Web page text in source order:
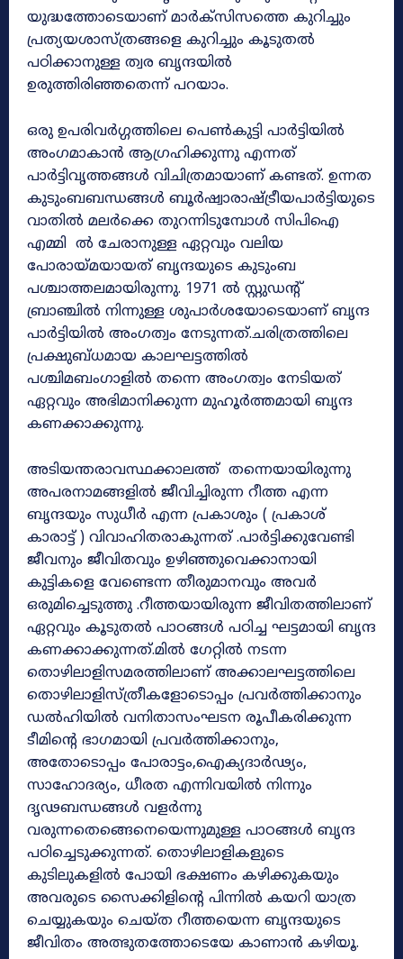
യുദ്ധത്തോടെയാണ് മാർക്സിസത്തെ കുറിച്ചും
പ്രത്യയശാസ്ത്രങ്ങളെ കുറിച്ചും കൂടുതൽ
പഠിക്കാനുള്ള ത്വര ബൃന്ദയിൽ
ഉരുത്തിരിഞ്ഞതെന്ന് പറയാം.
ഒരു ഉപരിവർഗ്ഗത്തിലെ പെൺകുട്ടി പാർട്ടിയിൽ
അംഗമാകാൻ ആഗ്രഹിക്കുന്നു എന്നത്
പാർട്ടിവൃത്തങ്ങൾ വിചിത്രമായാണ് കണ്ടത്. ഉന്നത
കുടുംബബന്ധങ്ങൾ ബൂർഷ്വാരാഷ്ട്രീയപാർട്ടിയുടെ
വാതിൽ മലർക്കെ തുറന്നിടുമ്പോൾ സിപിഐ
എമ്മി ൽ ചേരാനുള്ള ഏറ്റവും വലിയ
പോരായ്മയായത് ബൃന്ദയുടെ കുടുംബ
പശ്ചാത്തലമായിരുന്നു. 1971 ൽ സ്റ്റുഡന്റ്
ബ്രാഞ്ചിൽ നിന്നുള്ള ശുപാർശയോടെയാണ് ബൃന്ദ
പാർട്ടിയിൽ അംഗത്വം നേടുന്നത്.ചരിത്രത്തിലെ
പ്രക്ഷുബ്ധമായ കാലഘട്ടത്തിൽ
പശ്ചിമബംഗാളിൽ തന്നെ അംഗത്വം നേടിയത്
ഏറ്റവും അഭിമാനിക്കുന്ന മുഹൂർത്തമായി ബൃന്ദ
കണക്കാക്കുന്നു.
അടിയന്തരാവസ്ഥക്കാലത്ത് തന്നെയായിരുന്നു
അപരനാമങ്ങളിൽ ജീവിച്ചിരുന്ന റീത്ത എന്ന
ബൃന്ദയും സുധീർ എന്ന പ്രകാശും ( പ്രകാശ്
കാരാട്ട് ) വിവാഹിതരാകുന്നത് .പാർട്ടിക്കുവേണ്ടി
ജീവനും ജീവിതവും ഉഴിഞ്ഞുവെക്കാനായി
കുട്ടികളെ വേണ്ടെന്ന തീരുമാനവും അവർ
ഒരുമിച്ചെടുത്തു .റീത്തയായിരുന്ന ജീവിതത്തിലാണ്
ഏറ്റവും കൂടുതൽ പാഠങ്ങൾ പഠിച്ച ഘട്ടമായി ബൃന്ദ
കണക്കാക്കുന്നത്.മിൽ ഗേറ്റിൽ നടന്ന
തൊഴിലാളിസമരത്തിലാണ് അക്കാലഘട്ടത്തിലെ
തൊഴിലാളിസ്ത്രീകളോടൊപ്പം പ്രവർത്തിക്കാനും
ഡൽഹിയിൽ വനിതാസംഘടന രൂപീകരിക്കുന്ന
ടീമിന്റെ ഭാഗമായി പ്രവർത്തിക്കാനും,
അതോടൊപ്പം പോരാട്ടം,ഐക്യദാർഢ്യം,
സാഹോദര്യം, ധീരത എന്നിവയിൽ നിന്നും
ദൃഢബന്ധങ്ങൾ വളർന്നു
വരുന്നതെങ്ങെനെയെന്നുമുള്ള പാഠങ്ങൾ ബൃന്ദ
പഠിച്ചെടുക്കുന്നത്. തൊഴിലാളികളുടെ
കുടിലുകളിൽ പോയി ഭക്ഷണം കഴിക്കുകയും
അവരുടെ സൈക്കിളിന്റെ പിന്നിൽ കയറി യാത്ര
ചെയ്യുകയും ചെയ്ത റീത്തയെന്ന ബൃന്ദയുടെ
ജീവിതം അത്ഭുതത്തോടെയേ കാണാൻ കഴിയൂ.